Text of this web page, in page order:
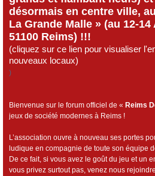
désormais en centre ville,
La Grande Malle » (au 12-
51100 Reims) !!!
(cliquez sur ce lien pour visualiser
nouveaux locaux)
)
Bienvenue sur le forum officiel de « Reims
jeux de société modernes à Reims !
L’association ouvre à nouveau ses portes
ludique en compagnie de toute son équipe
De ce fait, si vous avez le goût du jeu et un
vous privez surtout pas, venez nous